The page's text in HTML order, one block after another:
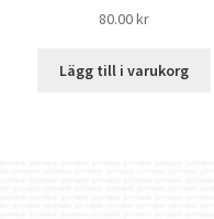
80.00kr
Lägg till i varukorg